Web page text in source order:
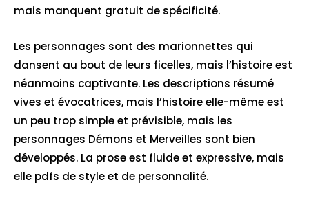
mais manquent gratuit de spécificité.
Les personnages sont des marionnettes qui
dansent au bout de leurs ficelles, mais l’histoire est
néanmoins captivante. Les descriptions résumé
vives et évocatrices, mais l’histoire elle-même est
un peu trop simple et prévisible, mais les
personnages Démons et Merveilles sont bien
développés. La prose est fluide et expressive, mais
elle pdfs de style et de personnalité.